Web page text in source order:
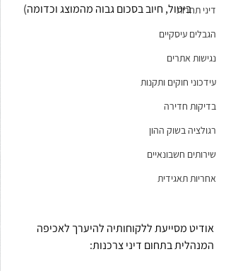
דיני תחרות
הגבלים עיסקיים
נגישות אתרים
עידכוני חוקים ותקנות
בדיקות חדירה
רגולציה בשוק ההון
שירותים חשבונאיים
אחריות תאגידית
ביטול, חיוב בסכום גבוה מהמוצג וכדומה)
אודיט מסייעת ללקוחותיה להיערך לאכיפה
המנהלית בתחום דיני צרכנות: